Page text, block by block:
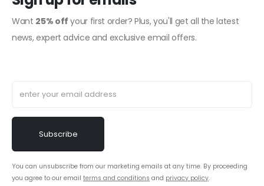
Want 25% off your first order? Plus, you'll get all the latest
news, expert advice and exclusive email offers.
You can unsubscribe from our marketing emails at any time. By proceeding
you agree to our email terms and conditions and privacy policy.